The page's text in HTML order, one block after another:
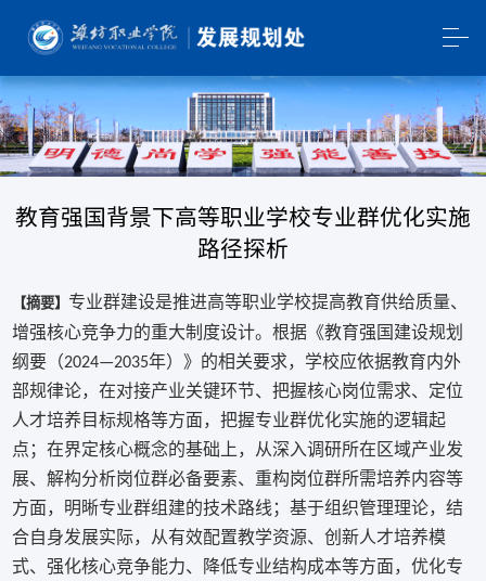
教育强国背景下高等职业学校专业群优化实施
路径探析
【摘要】 专业群建设是推进高等职业学校提高教育供给质量、
增强核心竞争力的重大制度设计。根据《教育强国建设规划
纲要（2024—2035年）》的相关要求，学校应依据教育内外
部规律论，在对接产业关键环节、把握核心岗位需求、定位
人才培养目标规格等方面，把握专业群优化实施的逻辑起
点；在界定核心概念的基础上，从深入调研所在区域产业发
展、解构分析岗位群必备要素、重构岗位群所需培养内容等
方面，明晰专业群组建的技术路线；基于组织管理理论，结
合自身发展实际，从有效配置教学资源、创新人才培养模
式、强化核心竞争能力、降低专业结构成本等方面，优化专